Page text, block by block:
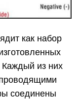
как набор
Каждый из них
соединены